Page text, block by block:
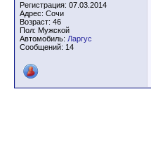
Регистрация: 07.03.2014
Адрес: Сочи
Возраст: 46
Пол: Мужской
Автомобиль: Ларгус
Сообщений: 14